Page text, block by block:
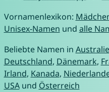
Vornamenlexikon:
Unisex-Namen und alle
Beliebte Namen in
Deutschland, Dänemark,
Irland, Kanada,
USAund Österreich